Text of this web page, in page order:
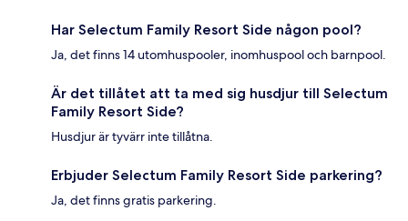
Har Selectum Family Resort Side någon pool?
Ja, det finns 14 utomhuspooler, inomhuspool och barnpool.
Är det tillåtet att ta med sig husdjur till Selectum
Family Resort Side?
Husdjur är tyvärr inte tillåtna.
Erbjuder Selectum Family Resort Side parkering?
Ja, det finns gratis parkering.